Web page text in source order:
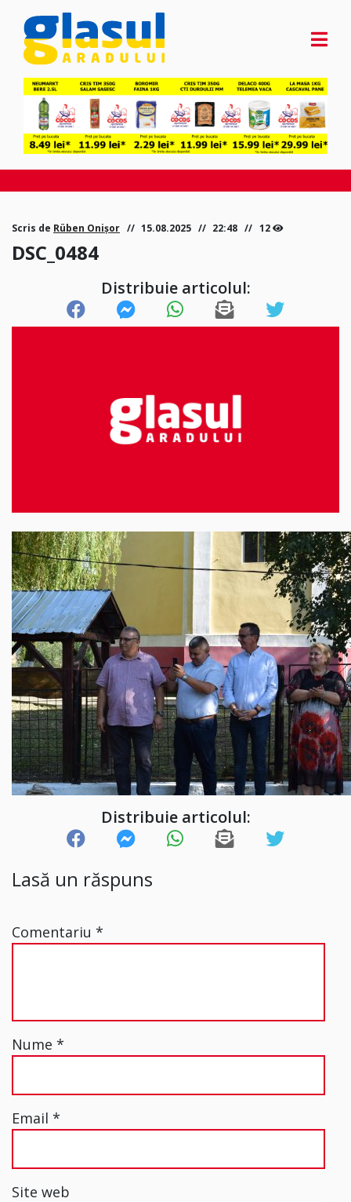
Scris de Rüben Onișor 15.08.2025 22:48 12
DSC_0484
Distribuie articolul:
Distribuie articolul:
Lasă un răspuns
Comentariu *
Nume *
Email *
Site web